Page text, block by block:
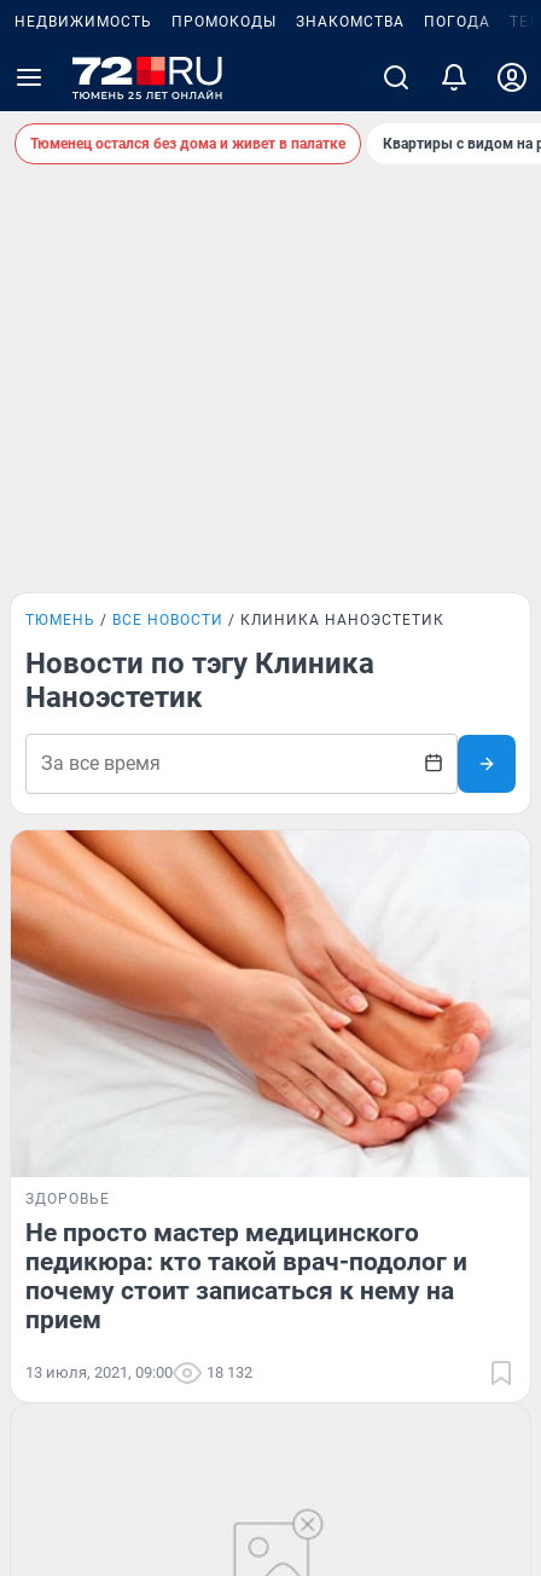
НЕДВИЖИМОСТЬ ПРОМОКОДЫ ЗНАКОМСТВА ПОГОДА
Тюменец остался без дома и живет в палатке Квартиры с видом на
ТЮМЕНЬ ВСЕ НОВОСТИ КЛИНИКА НАНОЭСТЕТИК
Новости по тэгу Клиника
Наноэстетик
ЗДОРОВЬЕ
Не просто мастер медицинского
педикюра: кто такой врач-подолог и
почему стоит записаться к нему на
прием
13 июля, 2021, 09:00 18 132